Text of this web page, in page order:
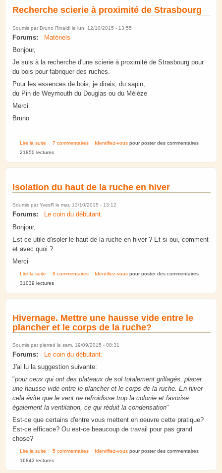
Recherche scierie à proximité de Strasbourg
Soumis par Bruno Rinaldi le lun, 12/10/2015 - 13:55
Forums:
Matériels
Bonjour,
Je suis à la recherche d'une scierie à proximité de Strasbourg pour
du bois pour fabriquer des ruches.
Pour les essences de bois, je dirais, du sapin,
du Pin de Weymouth du Douglas ou du Mélèze
Merci
Bruno
Lire la suite de Recherche scierie à proximité de Strasbourg
7 commentaires Identifiez-vous pour poster des commentaires
21850 lectures
Isolation du haut de la ruche en hiver
Soumis par YvesR le mar, 13/10/2015 - 13:12
Forums:
Le coin du débutant.
Bonjour,
Est-ce utile d'isoler le haut de la ruche en hiver ? Et si oui, comment
et avec quoi ?
Merci
Lire la suite de Isolation du haut de la ruche en hiver
8 commentaires Identifiez-vous pour poster des commentaires
31039 lectures
Hivernage. Mettre une hausse vide entre le
plancher et le corps de la ruche?
Soumis par pierred le sam, 19/09/2015 - 08:31
Forums:
Le coin du débutant.
J'ai lu la suggestion suivante:
"pour ceux qui ont des plateaux de sol totalement grillagés, placer
une hausse vide entre le plancher et le corps de la ruche. En hiver
cela évite que le vent ne refroidisse trop la colonie et favorise
également la ventilation, ce qui réduit la condensation"
Est-ce que certains d'entre vous mettent en oeuvre cette pratique?
Est-ce efficace? Ou est-ce beaucoup de travail pour pas grand
chose?
Lire la suite de Hivernage. Mettre une hausse vide entre le plancher et le corps de la
5 commentaires Identifiez-vous pour poster des commentaires
16843 lectures